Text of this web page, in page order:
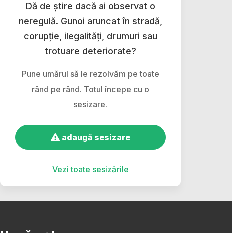
Dă de știre dacă ai observat o
neregulă. Gunoi aruncat în stradă,
corupție, ilegalități, drumuri sau
trotuare deteriorate?
Pune umărul să le rezolvăm pe toate
rând pe rând. Totul începe cu o
sesizare.
adaugă sesizare
Vezi toate sesizările